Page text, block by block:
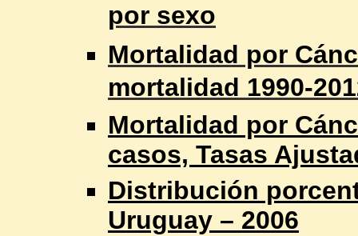
por sexo
Mortalidad por
mortalidad 1990-
Mortalidad por
casos, Tasas
Distribución
Uruguay – 2006